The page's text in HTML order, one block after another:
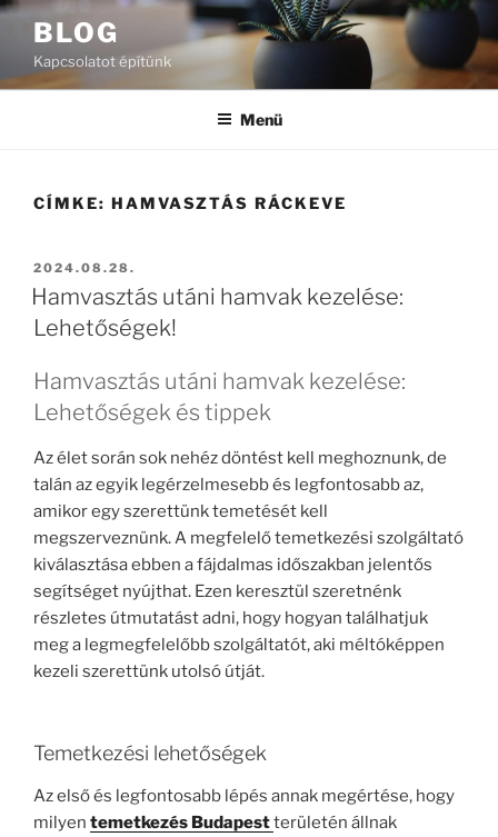
Tartalomhoz
BLOG
Kapcsolatot építünk
Menü
CÍMKE: HAMVASZTÁS RÁCKEVE
BEKÜLDVE:
2024.08.28.
Hamvasztás utáni hamvak kezelése:
Lehetőségek!
Hamvasztás utáni hamvak kezelése:
Lehetőségek és tippek
Az élet során sok nehéz döntést kell meghoznunk, de
talán az egyik legérzelmesebb és legfontosabb az,
amikor egy szerettünk temetését kell
megszerveznünk. A megfelelő temetkezési szolgáltató
kiválasztása ebben a fájdalmas időszakban jelentős
segítséget nyújthat. Ezen keresztül szeretnénk
részletes útmutatást adni, hogy hogyan találhatjuk
meg a legmegfelelőbb szolgáltatót, aki méltóképpen
kezeli szerettünk utolsó útját.
Temetkezési lehetőségek
Az első és legfontosabb lépés annak megértése, hogy
milyen temetkezés Budapestterületén állnak